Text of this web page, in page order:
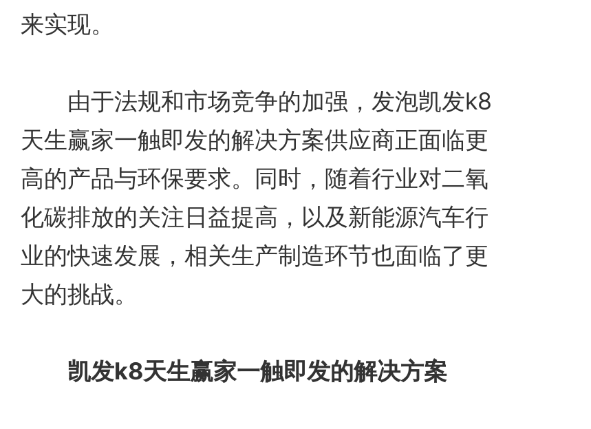
来实现。
由于法规和市场竞争的加强，发泡凯发k8
天生赢家一触即发的解决方案供应商正面临更
高的产品与环保要求。同时，随着行业对二氧
化碳排放的关注日益提高，以及新能源汽车行
业的快速发展，相关生产制造环节也面临了更
大的挑战。
凯发k8天生赢家一触即发的解决方案